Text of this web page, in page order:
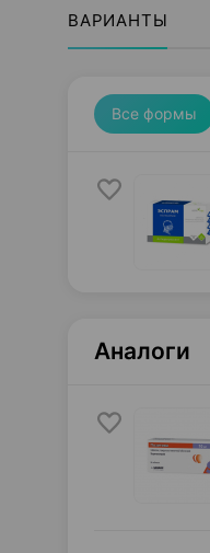
ВАРИАНТЫ
Все формы
Аналоги